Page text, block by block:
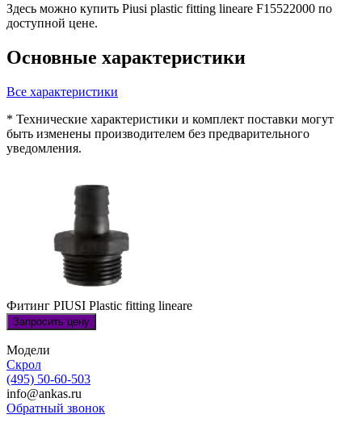
Здесь можно купить Piusi plastic fitting lineare F15522000 по
доступной цене.
Основные характеристики
Все характеристики
* Технические характеристики и комплект поставки могут
быть изменены производителем без предварительного
уведомления.
Фитинг PIUSI Plastic fitting lineare
Запросить цену
Модели
Скрол
(495) 50-60-503
info@ankas.ru
Обратный звонок